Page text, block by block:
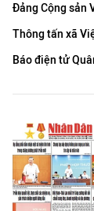
Đảng Cộng sản
Thông tấn xã
Báo điện tử